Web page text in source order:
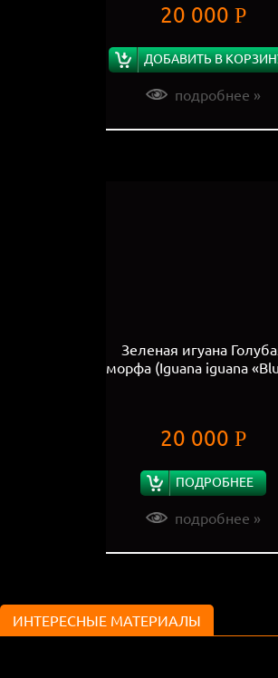
20 000 Р
ДОБАВИТЬ В
подробнее »
Зеленая игуана
морфа (Iguana iguana
20 000 Р
ПОДРОБНЕЕ
подробнее »
ИНТЕРЕСНЫЕ МАТЕРИАЛЫ